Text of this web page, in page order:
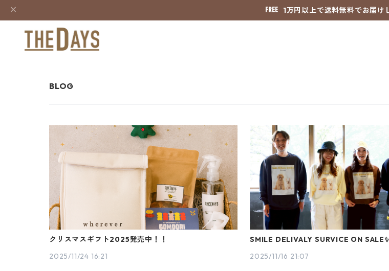
1万円以上で送料無料でお届け
クリスマスギフト2025発売中！！
2025/11/24 16:21
SMILE DELIVALY SURVICE ON
2025/11/16 21:07